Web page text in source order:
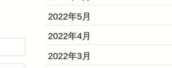
2022年5月
2022年4月
2022年3月